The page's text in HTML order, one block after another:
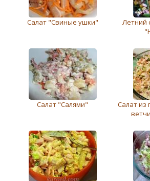
Салат "Свиные ушки"
Летний
Салат "Салями"
Салат из